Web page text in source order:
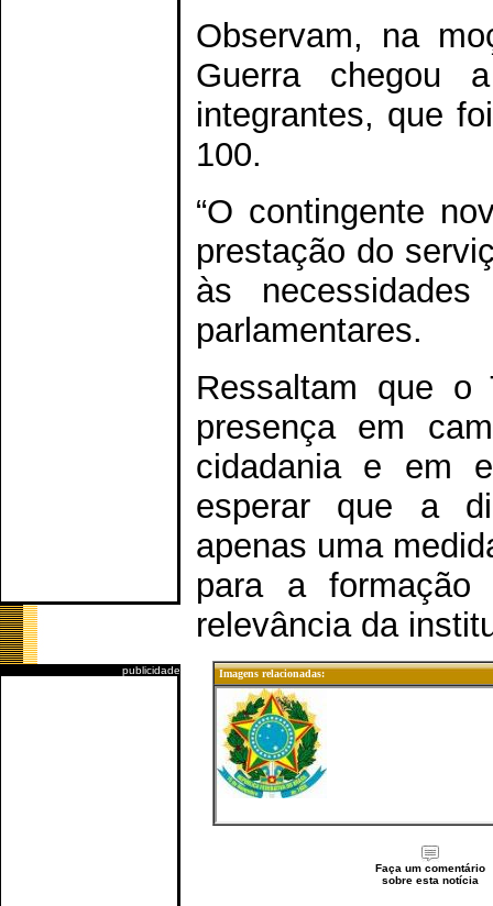
publicidade
Observam, na
Guerra chegou
integrantes, que
100.
“O contingente
prestação do
às
parlamentares.
Ressaltam que o
presença em
cidadania e em
esperar que a
apenas uma
para a
relevância da
Imagens relacionadas:
Faça um comentário
sobre esta notícia